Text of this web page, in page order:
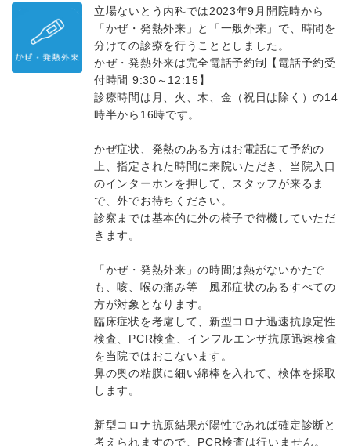
立場ないとう内科では2023年9月開院時から
「かぜ・発熱外来」と「一般外来」で、時間を
分けての診療を行うこととしました。
かぜ・発熱外来は完全電話予約制【電話予約受
付時間 9:30～12:15】
診療時間は月、火、木、金（祝日は除く）の14
時半から16時です。
かぜ症状、発熱のある方はお電話にて予約の
上、指定された時間に来院いただき、当院入口
のインターホンを押して、スタッフが来るま
で、外でお待ちください。
診察までは基本的に外の椅子で待機していただ
きます。
「かぜ・発熱外来」の時間は熱がないかたで
も、咳、喉の痛み等 風邪症状のあるすべての
方が対象となります。
臨床症状を考慮して、新型コロナ迅速抗原定性
検査、PCR検査、インフルエンザ抗原迅速検査
を当院ではおこないます。
鼻の奥の粘膜に細い綿棒を入れて、検体を採取
します。
新型コロナ抗原結果が陽性であれば確定診断と
考えられますので、PCR検査は行いません。